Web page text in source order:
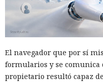
El navegador que por sí
formularios y se comunica
propietario resultó capaz